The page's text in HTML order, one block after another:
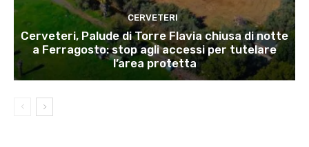
CERVETERI
Cerveteri, Palude di Torre Flavia chiusa di notte
a Ferragosto: stop agli accessi per tutelare
l’area protetta